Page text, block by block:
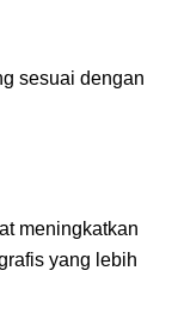
sesuai dengan
meningkatkan
yang lebih